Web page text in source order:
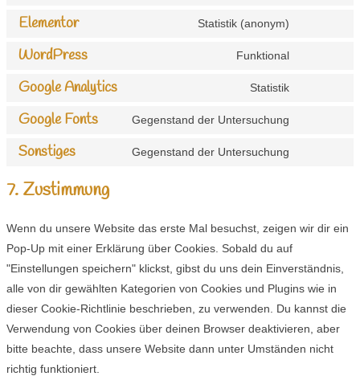
Elementor Statistik (anonym)
WordPress Funktional
Google Analytics Statistik
Google Fonts Gegenstand der Untersuchung
Sonstiges Gegenstand der Untersuchung
sonstiges
7. Zustimmung
Wenn du unsere Website das erste Mal besuchst, zeigen wir dir ein
Pop-Up mit einer Erklärung über Cookies. Sobald du auf
"Einstellungen speichern" klickst, gibst du uns dein Einverständnis,
alle von dir gewählten Kategorien von Cookies und Plugins wie in
dieser Cookie-Richtlinie beschrieben, zu verwenden. Du kannst die
Verwendung von Cookies über deinen Browser deaktivieren, aber
bitte beachte, dass unsere Website dann unter Umständen nicht
richtig funktioniert.